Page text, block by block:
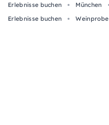
Erlebnisse buchen München
Erlebnisse buchen
Weinprobe